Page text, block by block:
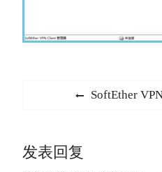
航
Previous
SoftEther
发表回复